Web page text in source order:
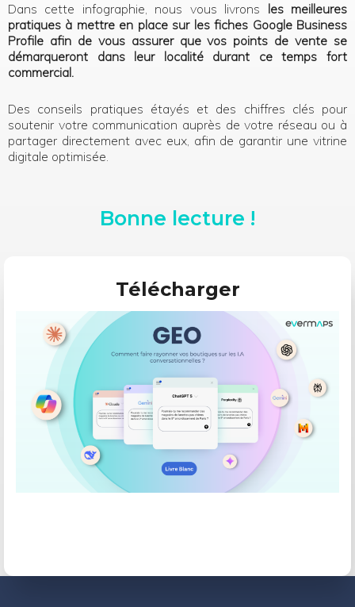
Dans cette infographie, nous vous livrons les meilleures
pratiques à mettre en place sur lesfiches Google Business
Profile afin de vous assurer que vos points de vente se
démarqueront dans leur localité durant ce temps fort
commercial.
Des conseils pratiques étayés et des chiffres clés pour
soutenir votre communication auprès de votre réseau ou à
partager directement avec eux, afin de garantir une vitrine
digitale optimisée.
Bonne lecture !
Télécharger